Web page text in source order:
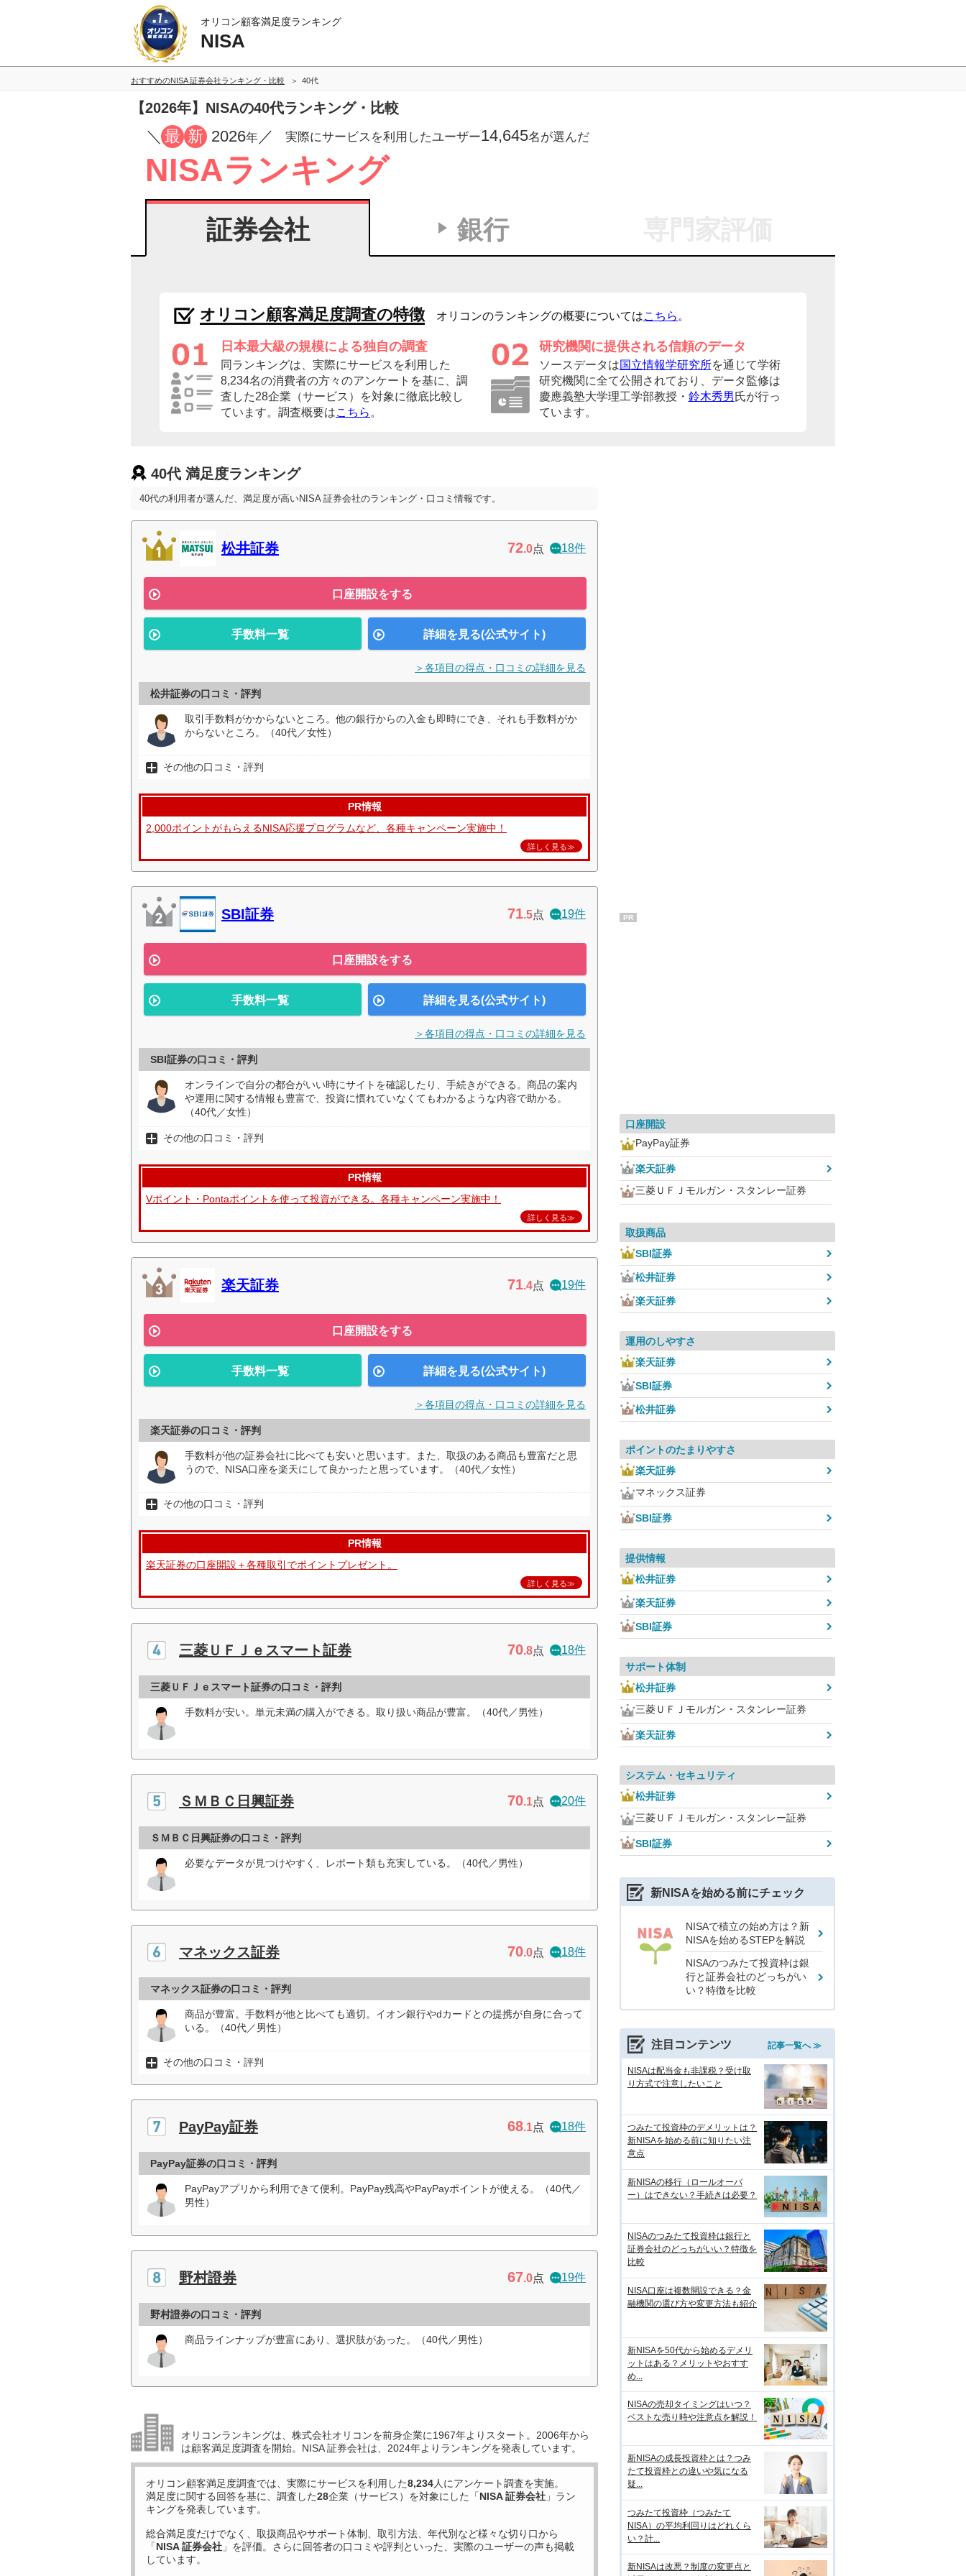
オリコン顧客満足度ランキング
NISA
おすすめのNISA 証券会社ランキング・比較 40代
【2026年】NISAの40代ランキング・比較
／ 最 新 2026年 ／ 実際にサービスを利用したユーザー14,645名が選んだ
NISAランキング
証券会社 銀行
オリコン顧客満足度調査の特徴 オリコンのランキングの概要についてはこちら 。
日本最大級の規模による独自の調査
同ランキングは、実際にサービスを利用した
8,234名の消費者の方々のアンケートを基に、調
査した28企業（サービス）を対象に徹底比較し
ています。調査概要はこちら 。
研究機関に提供される信頼のデータ
ソースデータは国立情報学研究所を通じて学術
研究機関に全て公開されており、データ監修は
慶應義塾大学理工学部教授・ 鈴木秀男 氏が行っ
ています。
40代 満足度ランキング
40代の利用者が選んだ、満足度が高いNISA 証券会社のランキング・口コミ情報です。
松井証券 72.0点 18件
口座開設をする
手数料一覧 詳細を見る(公式サイト)
＞各項目の得点・口コミの詳細を見る
松井証券の口コミ・評判
取引手数料がかからないところ。他の銀行からの入金も即時にでき、それも手数料がか
からないところ。（40代／女性）
その他の口コミ・評判
PR情報
2,000ポイントがもらえるNISA応援プログラムなど、各種キャンペーン実施中！
詳しく見る≫
SBI証券 71.5点 19件
口座開設をする
手数料一覧 詳細を見る(公式サイト)
＞各項目の得点・口コミの詳細を見る
SBI証券の口コミ・評判
オンラインで自分の都合がいい時にサイトを確認したり、手続きができる。商品の案内
や運用に関する情報も豊富で、投資に慣れていなくてもわかるような内容で助かる。
（40代／女性）
その他の口コミ・評判
PR情報
Vポイント・Pontaポイントを使って投資ができる。各種キャンペーン実施中！
詳しく見る≫
楽天証券 71.4点 19件
口座開設をする
手数料一覧 詳細を見る(公式サイト)
＞各項目の得点・口コミの詳細を見る
楽天証券の口コミ・評判
手数料が他の証券会社に比べても安いと思います。また、取扱のある商品も豊富だと思
うので、NISA口座を楽天にして良かったと思っています。（40代／女性）
その他の口コミ・評判
PR情報
楽天証券の口座開設＋各種取引でポイントプレゼント。
詳しく見る≫
三菱ＵＦＪｅスマート証券 70.8点 18件
三菱ＵＦＪｅスマート証券の口コミ・評判
手数料が安い。単元未満の購入ができる。取り扱い商品が豊富。（40代／男性）
ＳＭＢＣ日興証券 70.1点 20件
ＳＭＢＣ日興証券の口コミ・評判
必要なデータが見つけやすく、レポート類も充実している。（40代／男性）
マネックス証券 70.0点 18件
マネックス証券の口コミ・評判
商品が豊富。手数料が他と比べても適切。イオン銀行やdカードとの提携が自身に合って
いる。（40代／男性）
その他の口コミ・評判
PayPay証券 68.1点 18件
PayPay証券の口コミ・評判
PayPayアプリから利用できて便利。PayPay残高やPayPayポイントが使える。（40代／
男性）
野村證券 67.0点 19件
野村證券の口コミ・評判
商品ラインナップが豊富にあり、選択肢があった。（40代／男性）
オリコンランキングは、株式会社オリコンを前身企業に1967年よりスタート。2006年から
は顧客満足度調査を開始。NISA 証券会社は、2024年よりランキングを発表しています。
オリコン顧客満足度調査では、実際にサービスを利用した8,234人にアンケート調査を実施。
満足度に関する回答を基に、調査した28企業（サービス）を対象にした「NISA 証券会社 」ラン
キングを発表しています。
総合満足度だけでなく、取扱商品やサポート体制、取引方法、年代別など様々な切り口から
「NISA 証券会社 」を評価。さらに回答者の口コミや評判といった、実際のユーザーの声も掲載
しています。
PR
口座開設
PayPay証券
楽天証券
三菱ＵＦＪモルガン・スタンレー証券
取扱商品
SBI証券
松井証券
楽天証券
運用のしやすさ
楽天証券
SBI証券
松井証券
ポイントのたまりやすさ
楽天証券
マネックス証券
SBI証券
提供情報
松井証券
楽天証券
SBI証券
サポート体制
松井証券
三菱ＵＦＪモルガン・スタンレー証券
楽天証券
システム・セキュリティ
松井証券
三菱ＵＦＪモルガン・スタンレー証券
SBI証券
新NISAを始める前にチェック
NISAで積立の始め方は？新
NISAを始めるSTEPを解説
NISAのつみたて投資枠は銀
行と証券会社のどっちがい
い？特徴を比較
注目コンテンツ 記事一覧へ ≫
NISAは配当金も非課税？受け取
り方式で注意したいこと
つみたて投資枠のデメリットは？
新NISAを始める前に知りたい注
意点
新NISAの移行（ロールオーバ
ー）はできない？手続きは必要？
NISAのつみたて投資枠は銀行と
証券会社のどっちがいい？特徴を
比較
NISA口座は複数開設できる？金
融機関の選び方や変更方法も紹介
新NISAを50代から始めるデメリ
ットはある？メリットやおすす
め...
NISAの売却タイミングはいつ？
ベストな売り時や注意点を解説！
新NISAの成長投資枠とは？つみ
たて投資枠との違いや気になる
疑...
つみたて投資枠（つみたて
NISA）の平均利回りはどれくら
い？計...
新NISAは改悪？制度の変更点と